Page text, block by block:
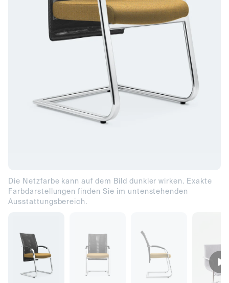
Die Netzfarbe kann auf dem Bild dunkler wirken. Exakte
Farbdarstellungen finden Sie im untenstehenden
Ausstattungsbereich.